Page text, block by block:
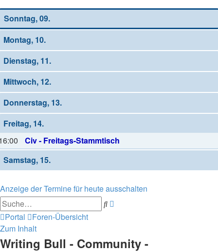
Sonntag, 09.
Montag, 10.
Dienstag, 11.
Mittwoch, 12.
Donnerstag, 13.
Freitag, 14.
Civ - Freitags-Stammtisch
Samstag, 15.
Anzeige der Termine für heute ausschalten
Suche
Portal
Foren-Übersicht
Zum Inhalt
Writing Bull - Community -